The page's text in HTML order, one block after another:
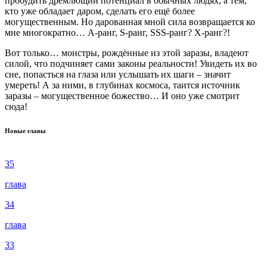
кто уже обладает даром, сделать его ещё более
могущественным. Но дарованная мной сила возвращается ко
мне многократно… A-ранг, S-ранг, SSS-ранг? X-ранг?!
Вот только… монстры, рождённые из этой заразы, владеют
силой, что подчиняет сами законы реальности! Увидеть их во
сне, попасться на глаза или услышать их шаги – значит
умереть! А за ними, в глубинах космоса, таится источник
заразы – могущественное божество… И оно уже смотрит
сюда!
Новые главы
35
глава
34
глава
33